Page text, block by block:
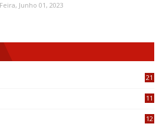
Junho 01, 2023
21
11
12